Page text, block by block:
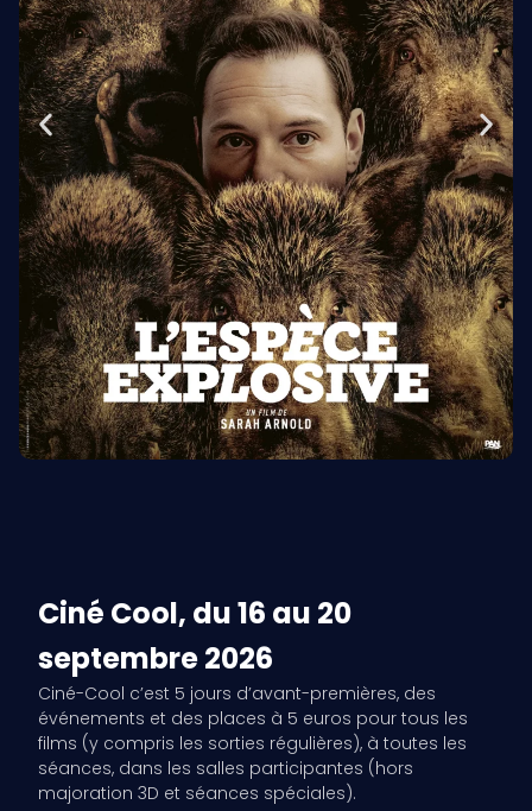
Ciné Cool, du 16 au 20
septembre 2026
Ciné-Cool c’est 5 jours d’avant-premières, des
événements et des places à 5 euros pour tous les
films (y compris les sorties régulières), à toutes les
séances, dans les salles participantes (hors
majoration 3D et séances spéciales).